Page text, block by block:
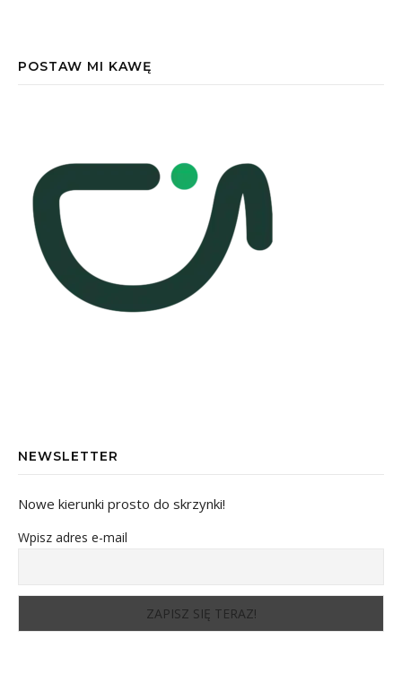
POSTAW MI KAWĘ
NEWSLETTER
Nowe kierunki prosto do skrzynki!
Wpisz adres e-mail